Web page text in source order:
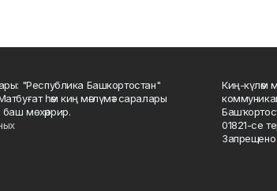
"Республика Башкортостан"
һәм киң мәғлүмәт саралары
баш мөхәррир.
Киң-күләм
01821-се